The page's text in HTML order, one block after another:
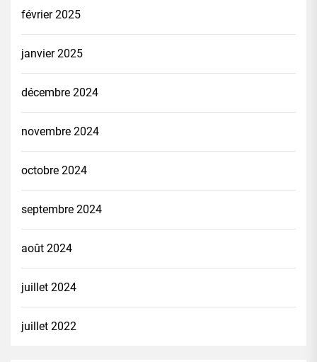
février 2025
janvier 2025
décembre 2024
novembre 2024
octobre 2024
septembre 2024
août 2024
juillet 2024
juillet 2022